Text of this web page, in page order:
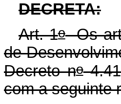
DECRETA:
Art. 1oOs
de
Decreto no
com a seguinte